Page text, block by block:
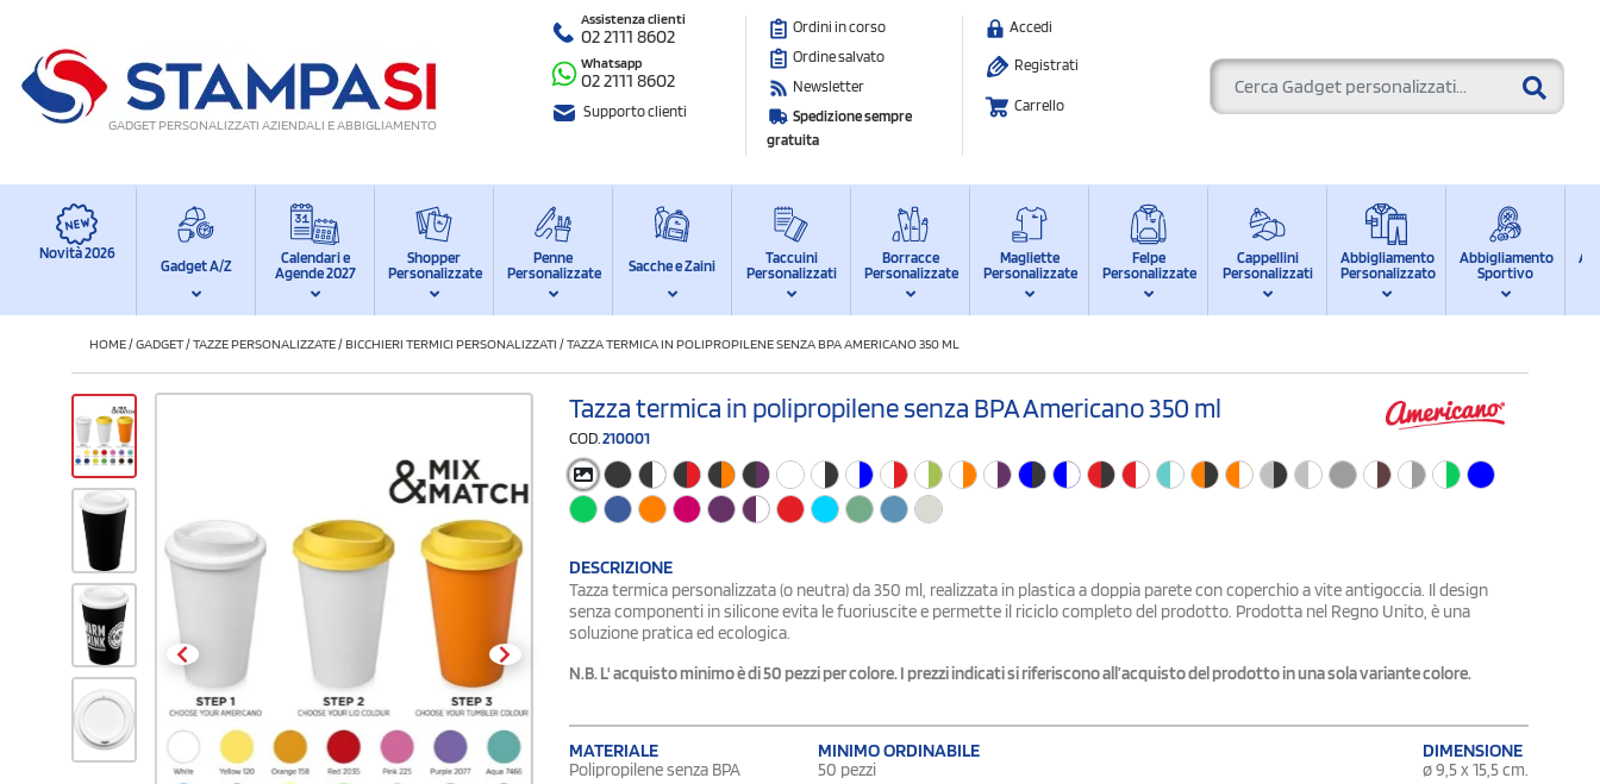
GADGET PERSONALIZZATI AZIENDALI E ABBIGLIAMENTO
Assistenza clienti
02 2111 8602
Whatsapp
02 2111 8602
Supporto clienti
Ordini in corso
Ordine salvato
Newsletter
Spedizione sempre
gratuita
Accedi
Registrati
Carrello
Novità 2026
Gadget A/Z
Calendari e
Agende 2027
Shopper
Personalizzate
Penne
Personalizzate
Sacche e Zaini
Taccuini
Personalizzati
Borracce
Personalizzate
Magliette
Personalizzate
Felpe
Personalizzate
Cappellini
Personalizzati
Abbigliamento
Personalizzato
Abbigliamento
Sportivo
HOME/GADGET/TAZZE PERSONALIZZATE/BICCHIERI TERMICI PERSONALIZZATI /TAZZA TERMICA IN POLIPROPILENE SENZA BPA AMERICANO 350 ML
Tazza termica in polipropilene senza BPA Americano 350 ml
COD. 210001
DESCRIZIONE
Tazza termica personalizzata (o neutra) da 350 ml, realizzata in plastica a doppia parete con coperchio a vite antigoccia. Il design
senza componenti in silicone evita le fuoriuscite e permette il riciclo completo del prodotto. Prodotta nel Regno Unito, è una
soluzione pratica ed ecologica.
N.B. L' acquisto minimo è di 50 pezzi per colore. I prezzi indicati si riferiscono all’acquisto del prodotto in una sola variante colore.
MATERIALE
Polipropilene senza BPA
MINIMO ORDINABILE
50 pezzi
DIMENSIONE
ø 9,5 x 15,5 cm.